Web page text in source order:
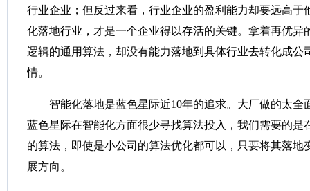
行业企业；但反过来看，行业企业的盈利能力却要远高于
化落地行业，才是一个企业得以存活的关键。拿着再优异
逻辑的通用算法，却没有能力落地到具体行业去转化成公
情。
智能化落地是蓝色星际近10年的追求。大厂做的太全
蓝色星际在智能化方面很少寻找算法投入，我们需要的是
的算法，即使是小公司的算法优化都可以，只要将其落地
展方向。